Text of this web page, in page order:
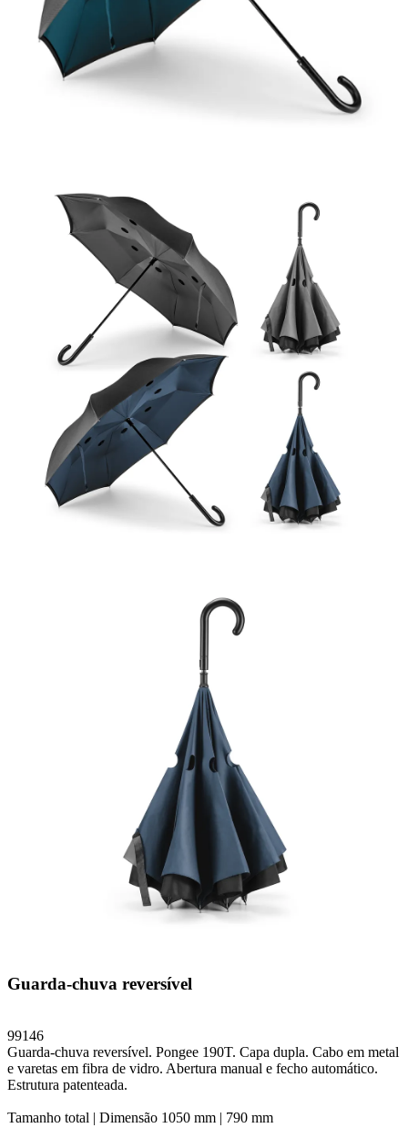
Guarda-chuva reversível
99146
Guarda-chuva reversível. Pongee 190T. Capa dupla. Cabo em metal
e varetas em fibra de vidro. Abertura manual e fecho automático.
Estrutura patenteada.
Tamanho total | Dimensão 1050 mm | 790 mm